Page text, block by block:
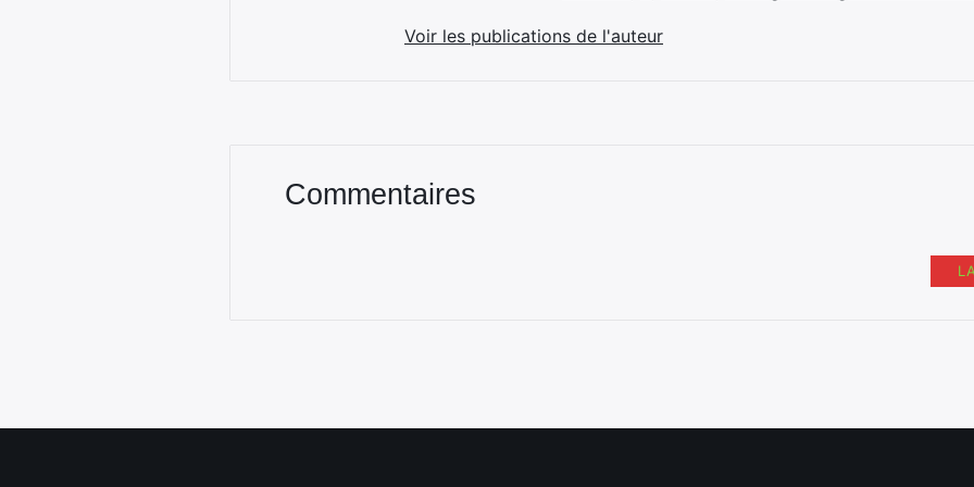
Voir les publications de l'auteur
Commentaires